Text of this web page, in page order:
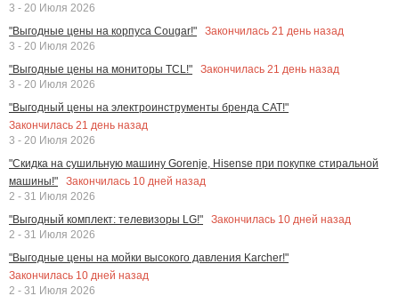
3 - 20 Июля 2026
"Выгодные цены на корпуса Cougar!"
Закончилась 21 день назад
3 - 20 Июля 2026
"Выгодные цены на мониторы TCL!"
Закончилась 21 день назад
3 - 20 Июля 2026
"Выгодный цены на электроинструменты бренда CAT!"
Закончилась 21 день назад
3 - 20 Июля 2026
"Скидка на сушильную машину Gorenje, Hisense при покупке стиральной
машины!"
Закончилась 10 дней назад
2 - 31 Июля 2026
"Выгодный комплект: телевизоры LG!"
Закончилась 10 дней назад
2 - 31 Июля 2026
"Выгодные цены на мойки высокого давления Karcher!"
Закончилась 10 дней назад
2 - 31 Июля 2026